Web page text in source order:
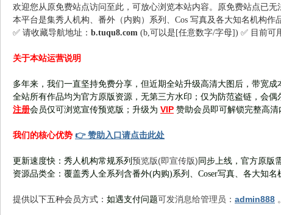
欢迎您从原免费站点访问至此，可放心浏览本站内容。原免费站点已无
本平台是集秀人机构、番外（内购）系列、Cos 写真及各大知名机构作
✅ 请收藏导航地址： b.tuqu8.com (b,可以是[任意数字/字母]) ✅ 目前可
关于本站运营说明
多年来，我们一直坚持免费分享，但近期全站升级高清大图后，带宽
全站所有作品均为官方原版资源，无第三方水印；仅为防范盗链，会偶
注册会员仅可浏览宣传预览版 ； 升级为 VIP 赞助会员即可解锁完整高清
我们的核心优势 👉 赞助入口请点击此处
更新速度快：秀人机构常规系列 预览版(即宣传版) 同步上线，官方原版
资源品类全：覆盖秀人全系列含番外(内购)系列、Coser写真、各大知名
提供以下五种会员方式： 如遇支付问题可发消息给管理员： admin888